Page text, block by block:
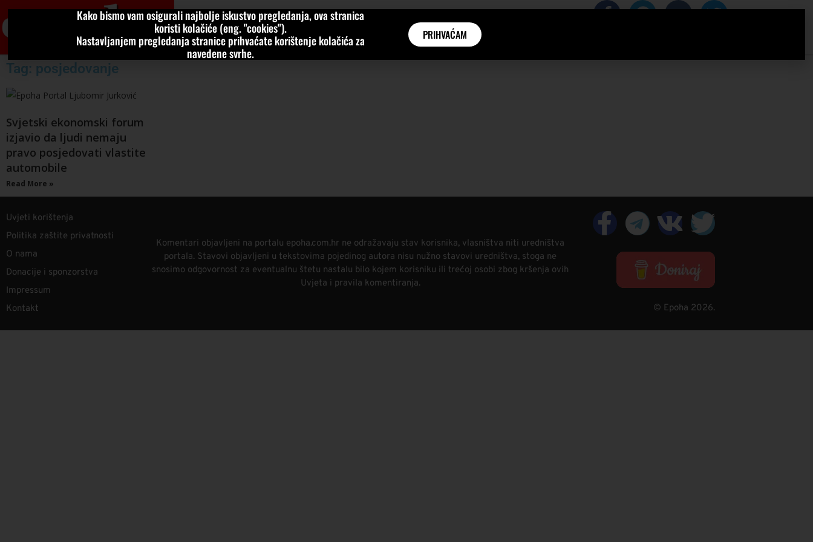
VIJESTI KOLUMNE KATEGORIJE INTERVJUI AKTUALNO
Tag: posjedovanje
Svjetski ekonomski forum
izjavio da ljudi nemaju
pravo posjedovati vlastite
automobile
Read More »
Uvjeti korištenja
Politika zaštite privatnosti
O nama
Donacije i sponzorstva
Impressum
Kontakt
Komentari objavljeni na portalu epoha.com.hr ne odražavaju stav korisnika, vlasništva niti uredništva
portala. Stavovi objavljeni u tekstovima pojedinog autora nisu nužno stavovi uredništva, stoga ne
snosimo odgovornost za eventualnu štetu nastalu bilo kojem korisniku ili trećoj osobi zbog kršenja ovih
Uvjeta i pravila komentiranja.
© Epoha 2026.
Kako bismo vam osigurali najbolje iskustvo pregledanja, ova stranica
koristi kolačiće (eng. "cookies").
Nastavljanjem pregledanja stranice prihvaćate korištenje kolačića za
navedene svrhe.
PRIHVAĆAM